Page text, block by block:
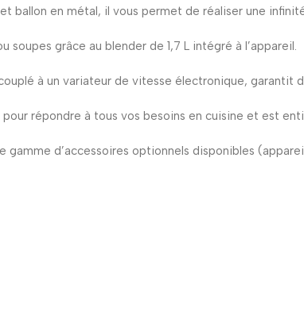
ballon en métal, il vous permet de réaliser une
grâce au blender de 1,7 L intégré à l’appareil.
à un variateur de vitesse électronique, garantit
répondre à tous vos besoins en cuisine et est
d’accessoires optionnels disponibles